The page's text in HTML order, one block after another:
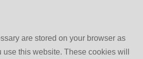
are stored on your browser as
this website. These cookies will